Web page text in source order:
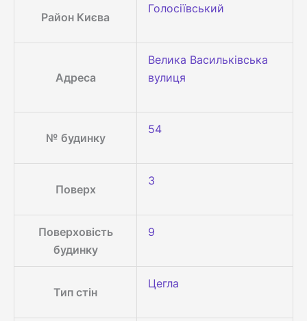
Район Києва
Голосіївський
Адреса
Велика Васильківська
вулиця
№ будинку
54
Поверх
3
Поверховість
будинку
9
Тип стін
Цегла